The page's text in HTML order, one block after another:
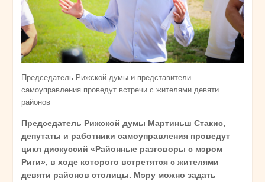
Председатель Рижской думы и представители
самоуправления проведут встречи с жителями девяти
районов
Председатель Рижской думы Мартиньш Стакис,
депутаты и работники самоуправления проведут
цикл дискуссий «Районные разговоры с мэром
Риги», в ходе которого встретятся с жителями
девяти районов столицы. Мэру можно задать